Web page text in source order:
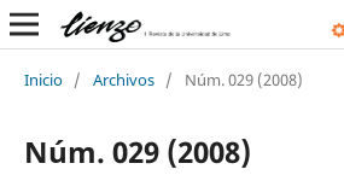
Inicio / Archivos / Núm. 029 (2008)
Núm. 029 (2008)